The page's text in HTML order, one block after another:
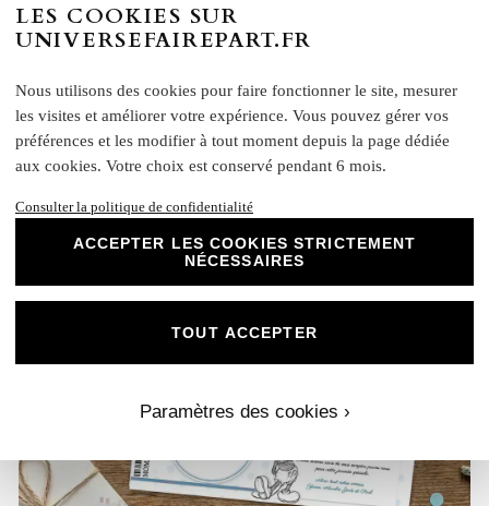
N°339.2 – Faire-part invitation Princesses de contes
LES COOKIES SUR
UNIVERSEFAIREPART.FR
Nous utilisons des cookies pour faire fonctionner le site, mesurer
les visites et améliorer votre expérience. Vous pouvez gérer vos
préférences et les modifier à tout moment depuis la page dédiée
aux cookies. Votre choix est conservé pendant 6 mois.
Consulter la politique de confidentialité
ACCEPTER LES COOKIES STRICTEMENT
NÉCESSAIRES
Paramètres des cookies ›
TOUT ACCEPTER